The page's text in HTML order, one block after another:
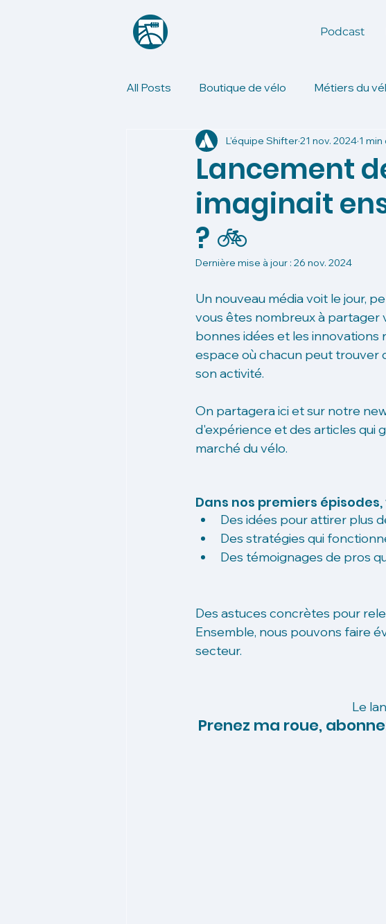
Podcast
All Posts Boutique de vélo Métiers du
Lancement
imaginait
? 🚲
L'équipe Shifter21 nov. 2024 1
Dernière mise à jour : 26 nov. 2024
Un nouveau média voit le jour,
vous êtes nombreux à partager
bonnes idées et les
espace où chacun peut trouver
son activité.
On partagera ici et sur notre
d'expérience et des articles qui
marché du vélo.
Dans nos premiers
Des idées pour attirer plus
Des stratégies qui
Des témoignages de pros
Des astuces concrètes pour
Ensemble, nous pouvons faire
secteur.
Le
Prenez ma roue,